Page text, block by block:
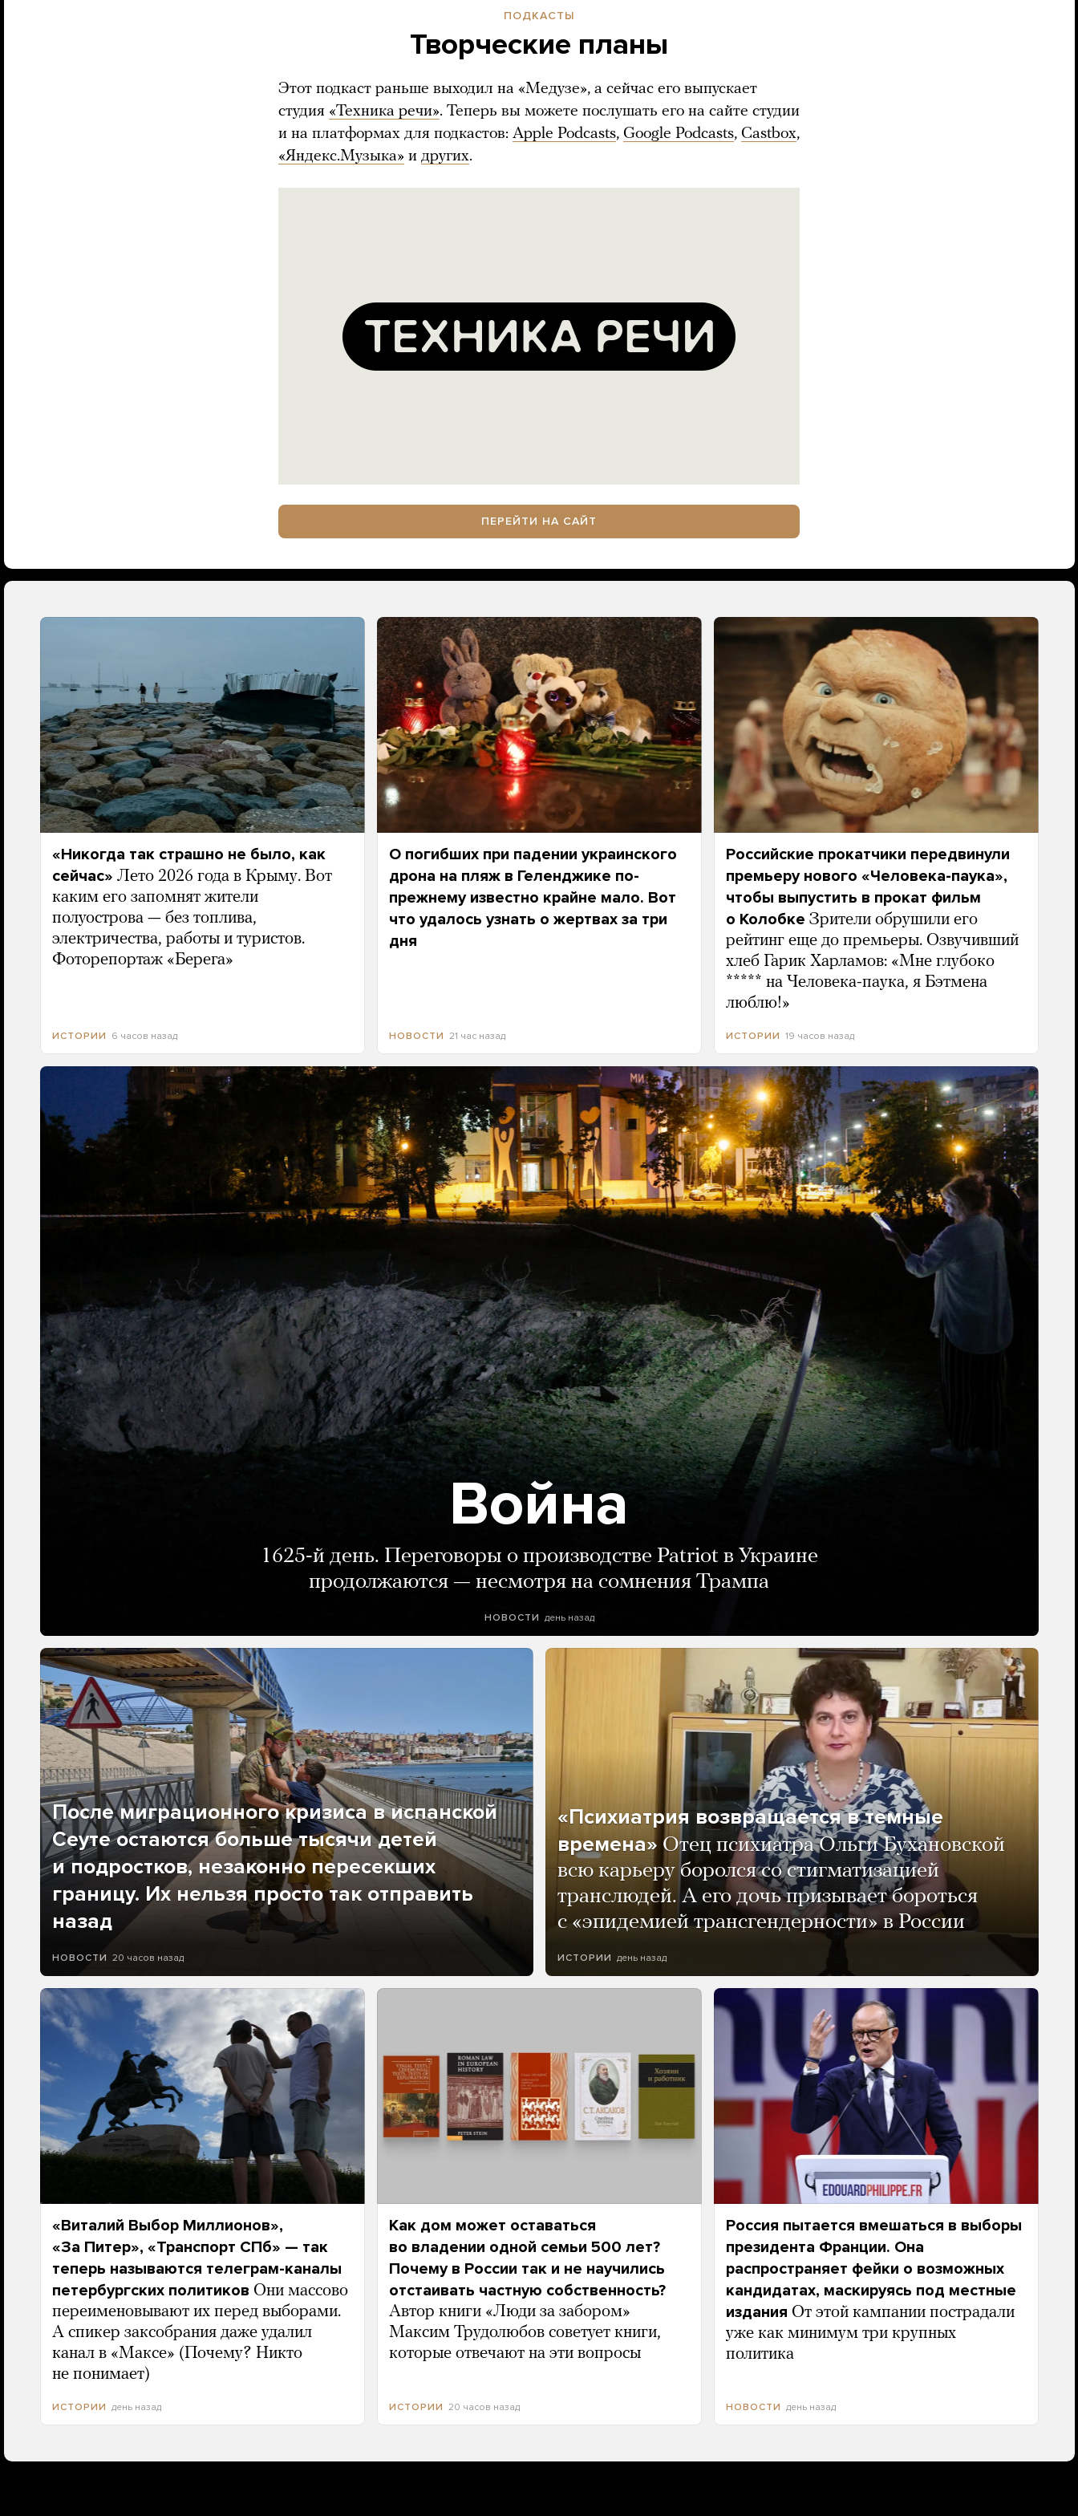
ПОДКАСТЫ
Творческие планы
Этот подкаст раньше выходил на «Медузе», а сейчас его выпускает
студия «Техника речи». Теперь вы можете послушать его на сайте студии
и на платформах для подкастов: Apple Podcasts, Google Podcasts, Castbox,
«Яндекс.Музыка» и других.
ПЕРЕЙТИ НА САЙТ
«Никогда так страшно не было, как
сейчас» Лето 2026 года в Крыму. Вот
каким его запомнят жители
полуострова — без топлива,
электричества, работы и туристов.
Фоторепортаж «Берега»
ИСТОРИИ 6 часов назад
О погибших при падении украинского
дрона на пляж в Геленджике по-
прежнему известно крайне мало. Вот
что удалось узнать о жертвах за три
дня
НОВОСТИ 21 час назад
Российские прокатчики передвинули
премьеру нового «Человека-паука»,
чтобы выпустить в прокат фильм
о Колобке Зрители обрушили его
рейтинг еще до премьеры. Озвучивший
хлеб Гарик Харламов: «Мне глубоко
***** на Человека-паука, я Бэтмена
люблю!»
ИСТОРИИ 19 часов назад
Война
1625-й день. Переговоры о производстве Patriot в Украине
продолжаются — несмотря на сомнения Трампа
НОВОСТИ день назад
После миграционного кризиса в испанской
Сеуте остаются больше тысячи детей
и подростков, незаконно пересекших
границу. Их нельзя просто так отправить
назад
НОВОСТИ 20 часов назад
«Психиатрия возвращается в темные
времена» Отец психиатра Ольги Бухановской
всю карьеру боролся со стигматизацией
транслюдей. А его дочь призывает бороться
с «эпидемией трансгендерности» в России
ИСТОРИИ день назад
«Виталий Выбор Миллионов»,
«За Питер», «Транспорт СПб» — так
теперь называются телеграм-каналы
петербургских политиков Они массово
переименовывают их перед выборами.
А спикер заксобрания даже удалил
канал в «Максе» (Почему? Никто
не понимает)
ИСТОРИИ день назад
Как дом может оставаться
во владении одной семьи 500 лет?
Почему в России так и не научились
отстаивать частную собственность?
Автор книги «Люди за забором»
Максим Трудолюбов советует книги,
которые отвечают на эти вопросы
ИСТОРИИ 20 часов назад
Россия пытается вмешаться в выборы
президента Франции. Она
распространяет фейки о возможных
кандидатах, маскируясь под местные
издания От этой кампании пострадали
уже как минимум три крупных
политика
НОВОСТИ день назад